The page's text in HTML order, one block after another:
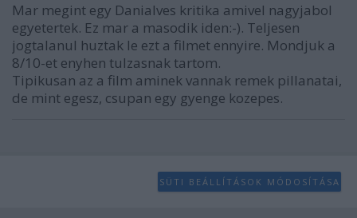
Mar megint egy Danialves kritika amivel nagyjabol
egyetertek. Ez mar a masodik iden:-). Teljesen
jogtalanul huztak le ezt a filmet ennyire. Mondjuk a
8/10-et enyhen tulzasnak tartom.
Tipikusan az a film aminek vannak remek pillanatai,
de mint egesz, csupan egy gyenge kozepes.
SÜTI BEÁLLÍTÁSOK MÓDOSÍTÁSA